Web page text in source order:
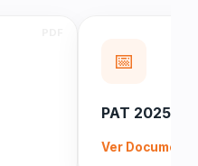
📅
PAT 2025
Ver